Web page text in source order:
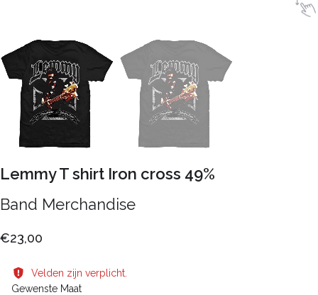
Lemmy T shirt Iron cross 49%
Band Merchandise
€23,00
Velden zijn verplicht.
Gewenste Maat